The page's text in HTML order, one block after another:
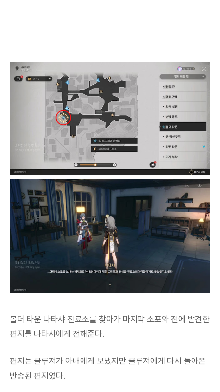
볼더 타운 나타샤 진료소를 찾아가 마지막 소포와 전에 발견한
편지를 나타샤에게 전해준다.
편지는 클루저가 아내에게 보냈지만 클루저에게 다시 돌아온
반송된 편지였다.